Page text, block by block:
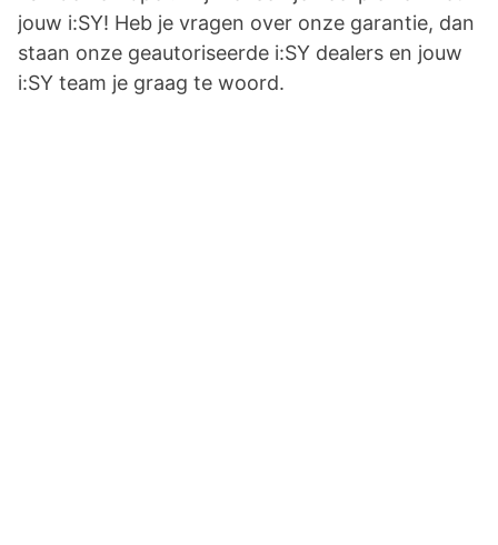
jouw i:SY! Heb je vragen over onze garantie, dan
staan onze geautoriseerde i:SY dealers en jouw
i:SY team je graag te woord.